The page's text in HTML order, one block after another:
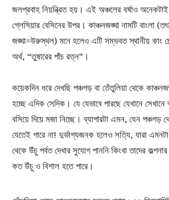
জলপ্রবাহ নিয়ন্ত্রিত হয়। এই অঞ্চলের বর্ষাও অনেকটাই
গ্লেসিয়ার বেসিনের উপর। কাঞ্চনজঙ্ঘা নামটি বাংলা
জঙ্ঘা=উরুস্থল) মনে হলেও এটি সম্ভবত স্থানীয় কাং
অর্থ, “তুষারের পাঁচ রত্ন”।
কয়েকদিন ধরে দেখছি পঞ্চগড় বা তেঁতুলিয়া থেকে
হচ্ছে এদিক সেদিক। যে যেভাবে পারছে যেখানে
বসিয়ে দিয়ে মজা নিচ্ছে। ব্যাপারটা এমন, যেন পঞ্চগড়
যেতেই পারে না! দুর্ভাগ্যজনক হলেও সত্যি, যারা
থেকে উঁচু পর্বত দেখার সুযোগ পাননি কিংবা তাদের
কত উঁচু ও বিশাল হতে পারে।